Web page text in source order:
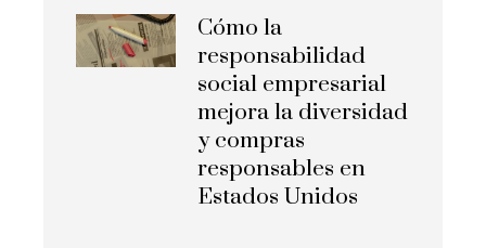
Cómo la
responsabilidad
social empresarial
mejora la diversidad
y compras
responsables en
Estados Unidos